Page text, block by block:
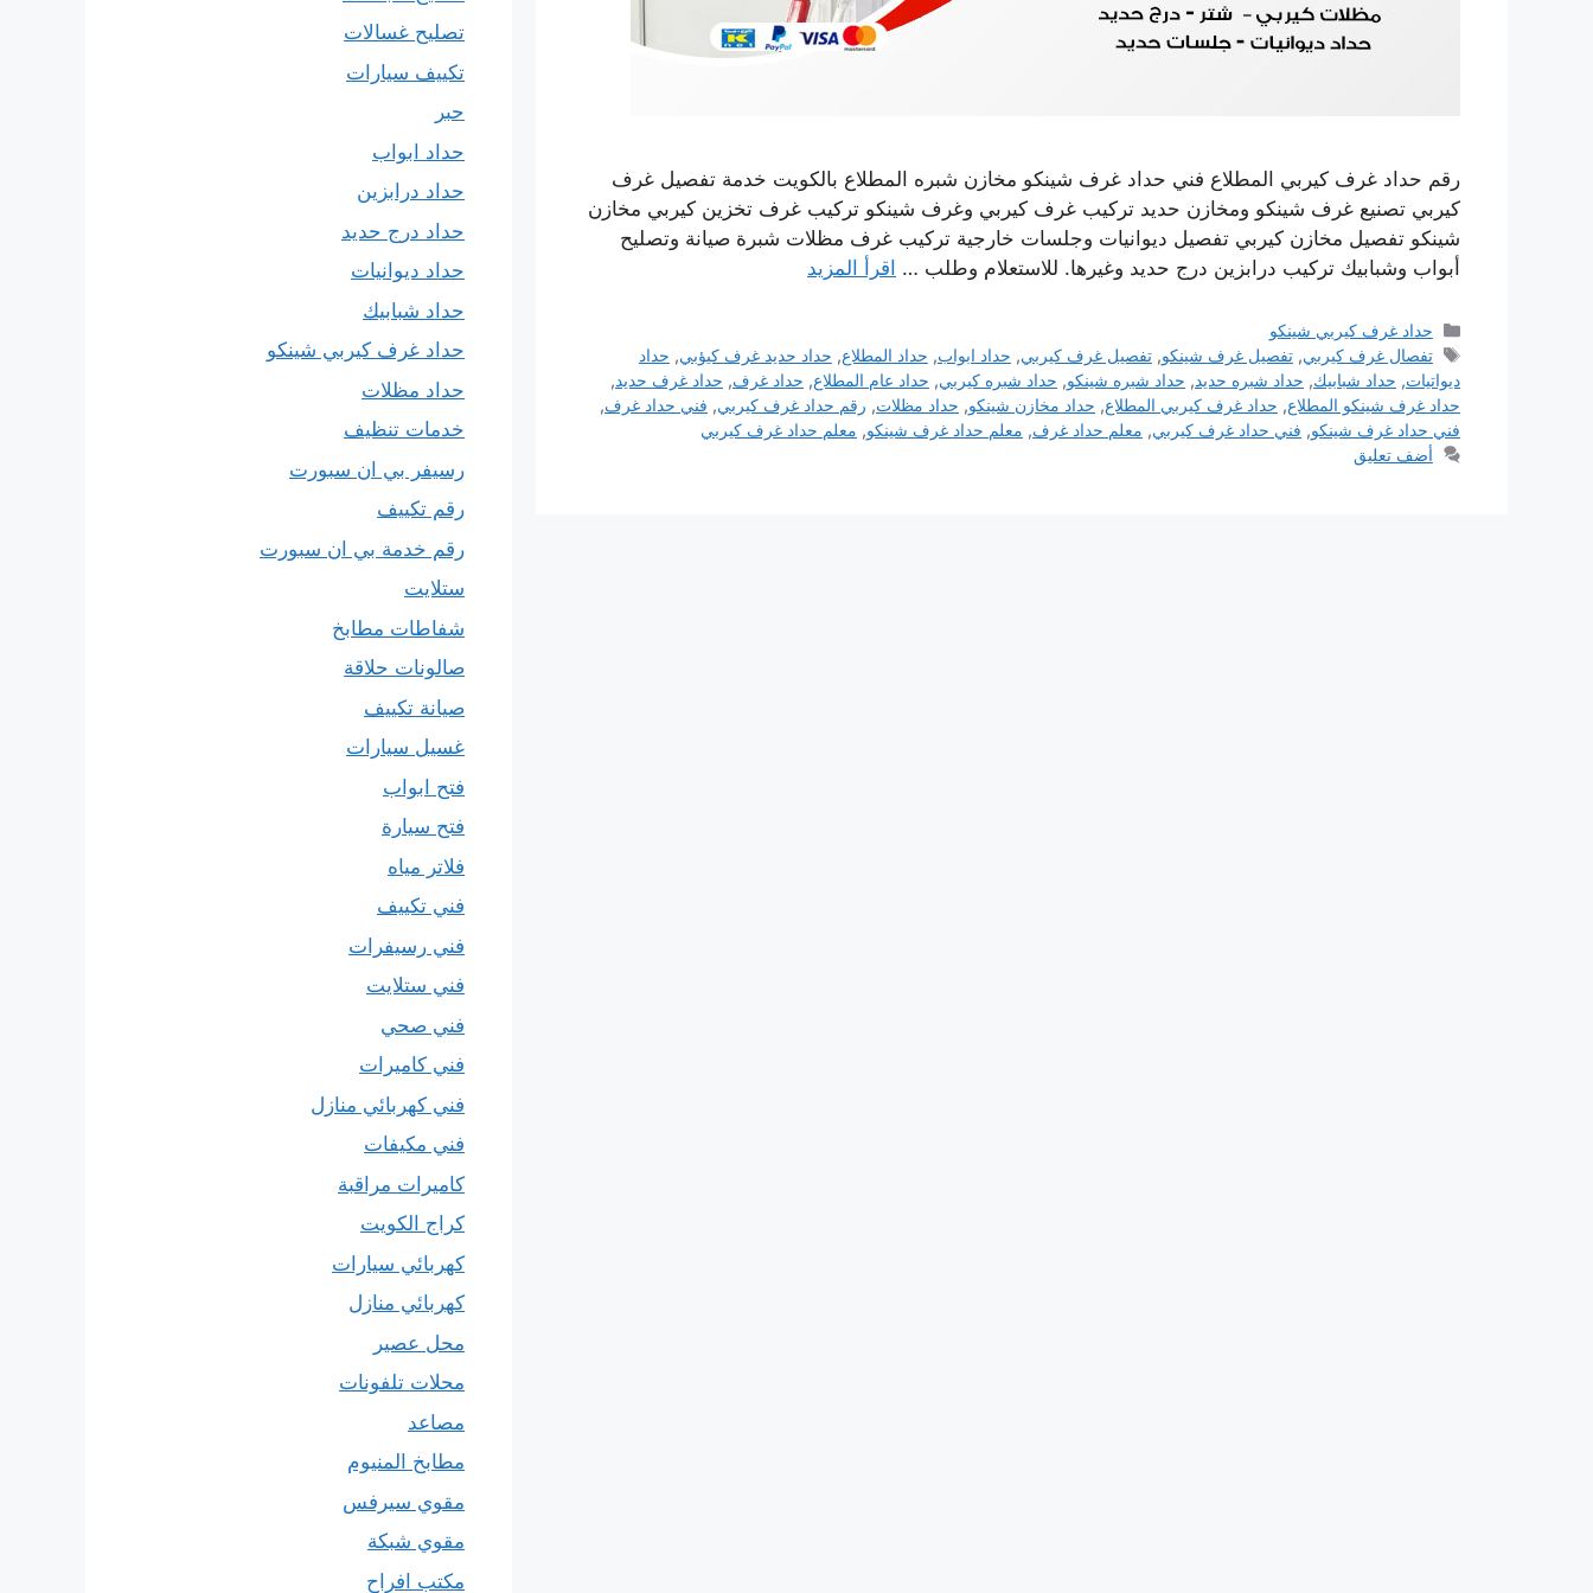
رقم حداد غرف كيربي المطلاع فني حداد غرف شينكو مخازن شبره المطلاع بالكويت خدمة تفصيل غرف
كيربي تصنيع غرف شينكو ومخازن حديد تركيب غرف كيربي وغرف شينكو تركيب غرف تخزين كيربي مخازن
شينكو تفصيل مخازن كيربي تفصيل ديوانيات وجلسات خارجية تركيب غرف مظلات شبرة صيانة وتصليح
أبواب وشبابيك تركيب درابزين درج حديد وغيرها. للاستعلام وطلب … اقرأ المزيد
التصنيفات
حداد غرف كيربي شينكو
الوسوم
تفصال غرف كيربي,تفصيل غرف شينكو,تفصيل غرف كيربي, حداد ابواب, حداد المطلاع, حداد حديد غرف كيؤبي, حداد
ديواتيات, حداد شبابيك, حداد شبره حديد, حداد شبره شينكو, حداد شبره كيربي, حداد عام المطلاع, حداد غرف, حداد غرف حديد,
حداد غرف شينكو المطلاع, حداد غرف كيربي المطلاع, حداد مخازن شينكو, حداد مظلات, رقم حداد غرف كيربي, فني حداد غرف,
فني حداد غرف شينكو, فني حداد غرف كيربي, معلم حداد غرف, معلم حداد غرف شينكو, معلم حداد غرف كيربي
أضف تعليق
تصليح غسالات
تكييف سيارات
حبر
حداد ابواب
حداد درابزين
حداد درج حديد
حداد ديوانيات
حداد شبابيك
حداد غرف كيربي شينكو
حداد مظلات
خدمات تنظيف
رسيفر بي ان سبورت
رقم تكييف
رقم خدمة بي ان سبورت
ستلايت
شفاطات مطابخ
صالونات حلاقة
صيانة تكييف
غسيل سيارات
فتح ابواب
فتح سيارة
فلاتر مياه
فني تكييف
فني رسيفرات
فني ستلايت
فني صحي
فني كاميرات
فني كهربائي منازل
فني مكيفات
كاميرات مراقبة
كراج الكويت
كهربائي سيارات
كهربائي منازل
محل عصير
محلات تلفونات
مصاعد
مطابخ المنيوم
مقوي سيرفس
مقوي شبكة
مكتب افراح